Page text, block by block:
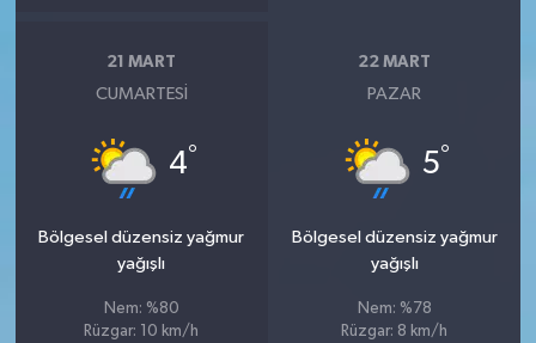
21 MART
CUMARTESI
4°
Bölgesel düzensiz yağmur
yağışlı
Nem: %80
Rüzgar: 10 km/h
22 MART
PAZAR
5°
Bölgesel düzensiz yağmur
yağışlı
Nem: %78
Rüzgar: 8 km/h